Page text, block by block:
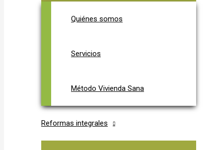
Quiénes somos
Servicios
Método Vivienda Sana
Reformas integrales